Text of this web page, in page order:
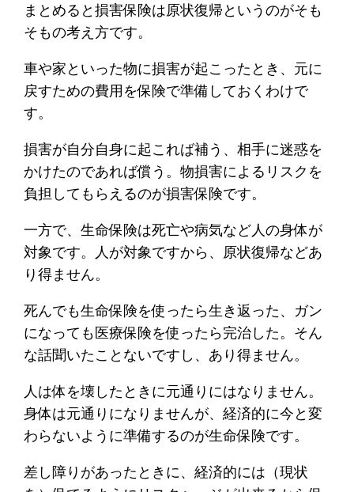
まとめると損害保険は原状復帰というのがそも
そもの考え方です。
車や家といった物に損害が起こったとき、元に
戻すための費用を保険で準備しておくわけで
す。
損害が自分自身に起これば補う、相手に迷惑を
かけたのであれば償う。物損害によるリスクを
負担してもらえるのが損害保険です。
一方で、生命保険は死亡や病気など人の身体が
対象です。人が対象ですから、原状復帰などあ
り得ません。
死んでも生命保険を使ったら生き返った、ガン
になっても医療保険を使ったら完治した。そん
な話聞いたことないですし、あり得ません。
人は体を壊したときに元通りにはなりません。
身体は元通りになりませんが、経済的に今と変
わらないように準備するのが生命保険です。
差し障りがあったときに、経済的には（現状